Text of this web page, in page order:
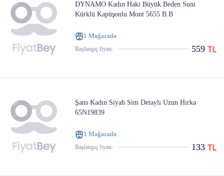
DYNAMO Kadın Haki Büyük Beden Suni
Kürklü Kapüşonlu Mont 5655 B.B
1 Mağazada
Başlangıç ​​fiyatı: 559
Şans Kadın Siyah Sim Detaylı Uzun Hırka
65N19839
1 Mağazada
Başlangıç ​​fiyatı: 133